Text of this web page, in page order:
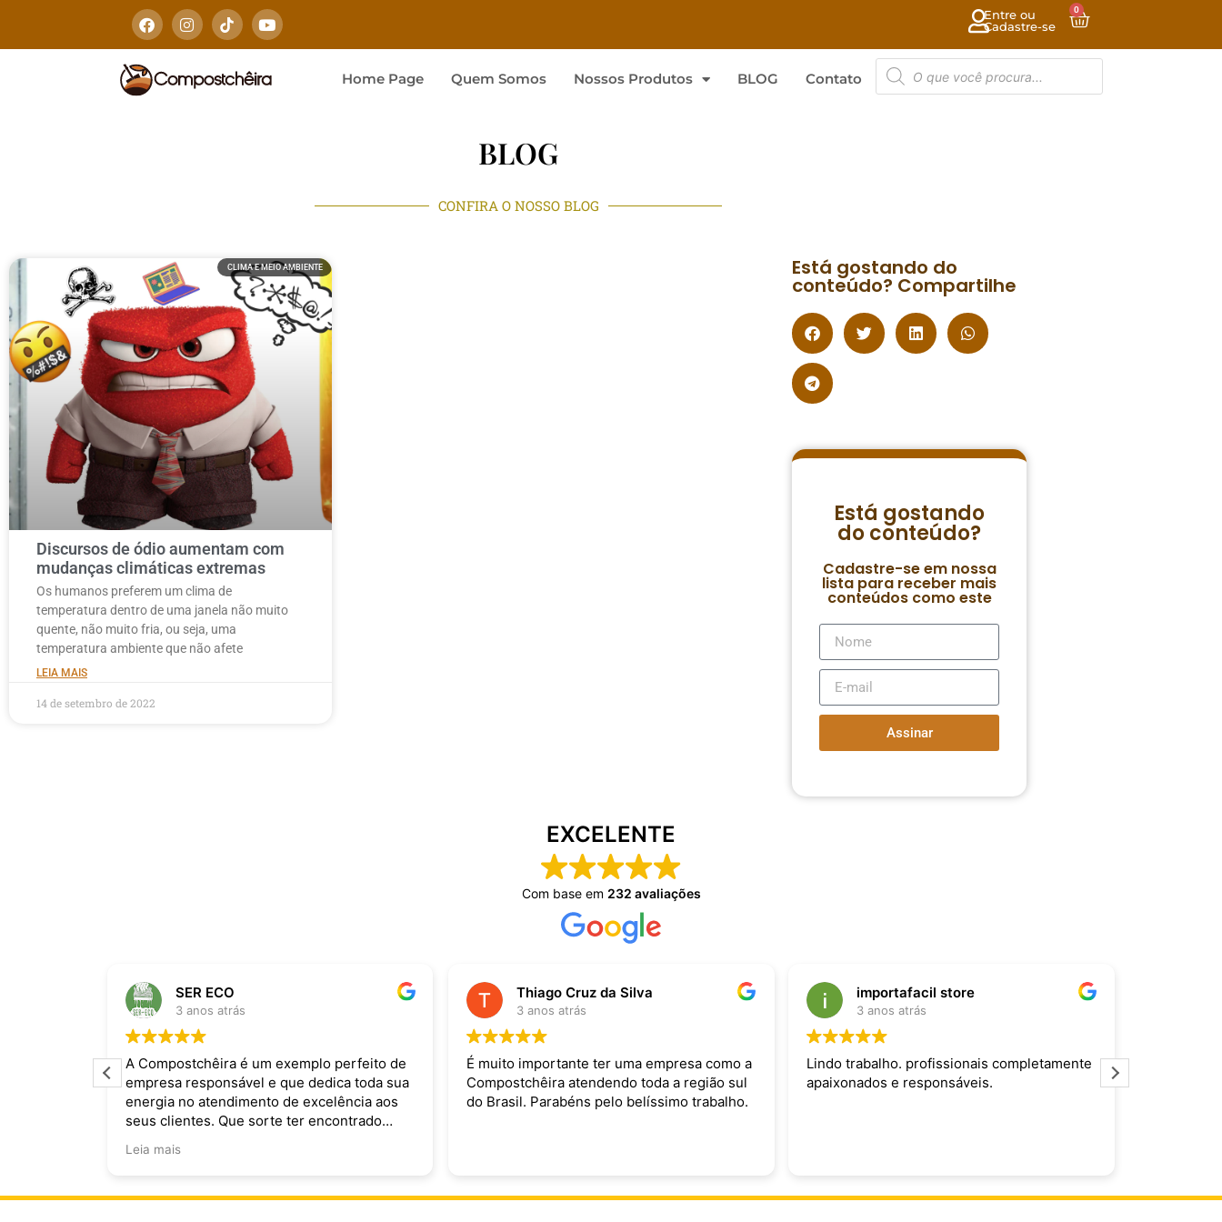
Entre ou
Cadastre-se
0
Home Page Quem Somos Nossos Produtos BLOG Contato
BLOG
CONFIRA O NOSSO BLOG
CLIMA E MEIO AMBIENTE
Discursos de ódio aumentam com
mudanças climáticas extremas
Os humanos preferem um clima de
temperatura dentro de uma janela não muito
quente, não muito fria, ou seja, uma
temperatura ambiente que não afete
LEIA MAIS
14 de setembro de 2022
Está gostando do
conteúdo? Compartilhe
Está gostando
do conteúdo?
Cadastre-se em nossa
lista para receber mais
conteúdos como este
Assinar
EXCELENTE
Com base em 232 avaliações
SER ECO
3 anos atrás
A Compostchêira é um exemplo perfeito de
empresa responsável e que dedica toda sua
energia no atendimento de excelência aos
seus clientes. Que sorte ter encontrado
Leia mais
Thiago Cruz da Silva
3 anos atrás
É muito importante ter uma empresa como a
Compostchêira atendendo toda a região sul
do Brasil. Parabéns pelo belíssimo trabalho.
importafacil store
3 anos atrás
Lindo trabalho. profissionais completamente
apaixonados e responsáveis.